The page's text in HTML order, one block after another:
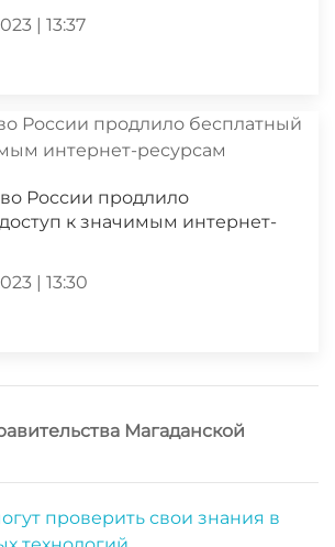
| 13:37
России продлило
к значимым интернет-
| 13:30
Магаданской